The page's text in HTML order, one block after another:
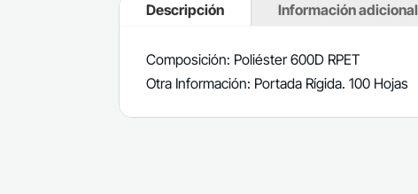
Descripción Información adicional
Composición: Poliéster 600D RPET
Otra Información: Portada Rígida. 100 Hojas